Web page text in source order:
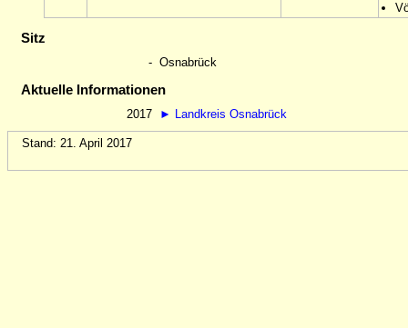
Sitz
- Osnabrück
Aktuelle Informationen
2017 ► Landkreis Osnabrück
Stand: 21. April 2017